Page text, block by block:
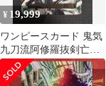
¥ 19,999
ワンピースカード 鬼気
九刀流阿修羅抜剣亡者
戯 R パラレル 037